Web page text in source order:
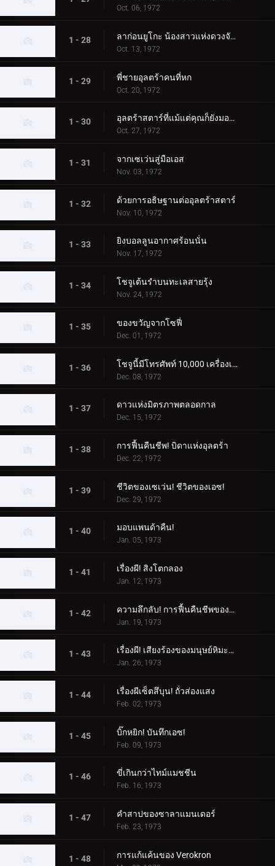
Oct. 06, 1972
1 - 28 ลาก่อนยูโกะ น้องสาวแห่งดวงจันทร์
Oct. 13, 1972
1 - 29 พี่ชายอุลตร้าคนที่หก
Oct. 20, 1972
1 - 30 อุลตร้าสตาร์ที่แม้แต่คุณก็ยังมองเห็น
Oct. 27, 1972
1 - 31 จากเซเว่นสู่มือเอส
Nov. 03, 1972
1 - 32 ด้วยการอธิษฐานต่ออุลตร้าสตาร์
Nov. 10, 1972
1 - 33 ยิงบอลลูนอากาศร้อนนั่น
Nov. 17, 1972
1 - 34 โชจูเต้นรำบนทะเลสายรุ้ง
Nov. 24, 1972
1 - 35 ของขวัญจากโซฟี่
Dec. 01, 1972
1 - 36 โชจูนี้มีโทรศัพท์ 10,000 เครื่องเหรอ?
Dec. 08, 1972
1 - 37 ดาวแห่งมิตรภาพตลอดกาล
Dec. 15, 1972
1 - 38 การฟื้นคืนชีพ! บิดาแห่งอุลตร้า
Dec. 22, 1972
1 - 39 ชีวิตของเซเว่น! ชีวิตของเอซ!
Dec. 29, 1972
1 - 40 มอบแพนด้าคืน!
Jan. 05, 1973
1 - 41 เรื่องผี! สิงโตกลอง
Jan. 12, 1973
1 - 42 ความลึกลับ! การฟื้นคืนชีพของสัตว์ประหลาด Woo
Jan. 19, 1973
1 - 43 เรื่องผี! เสียงร้องของมนุษย์หิมะที่น่ารังเกียจ
Jan. 26, 1973
1 - 44 เรื่องผีเซ็ตสึบุน! ถั่วส่องแสง
Feb. 02, 1973
1 - 45 บิ๊กหยิก! บันทึกเอซ!
Feb. 09, 1973
1 - 46 ขี่เกินกว่าไทม์แมชชีน
Feb. 16, 1973
1 - 47 คำสาปของซาลาแมนเดอร์
Feb. 23, 1973
1 - 48 การแก้แค้นของ Verokron